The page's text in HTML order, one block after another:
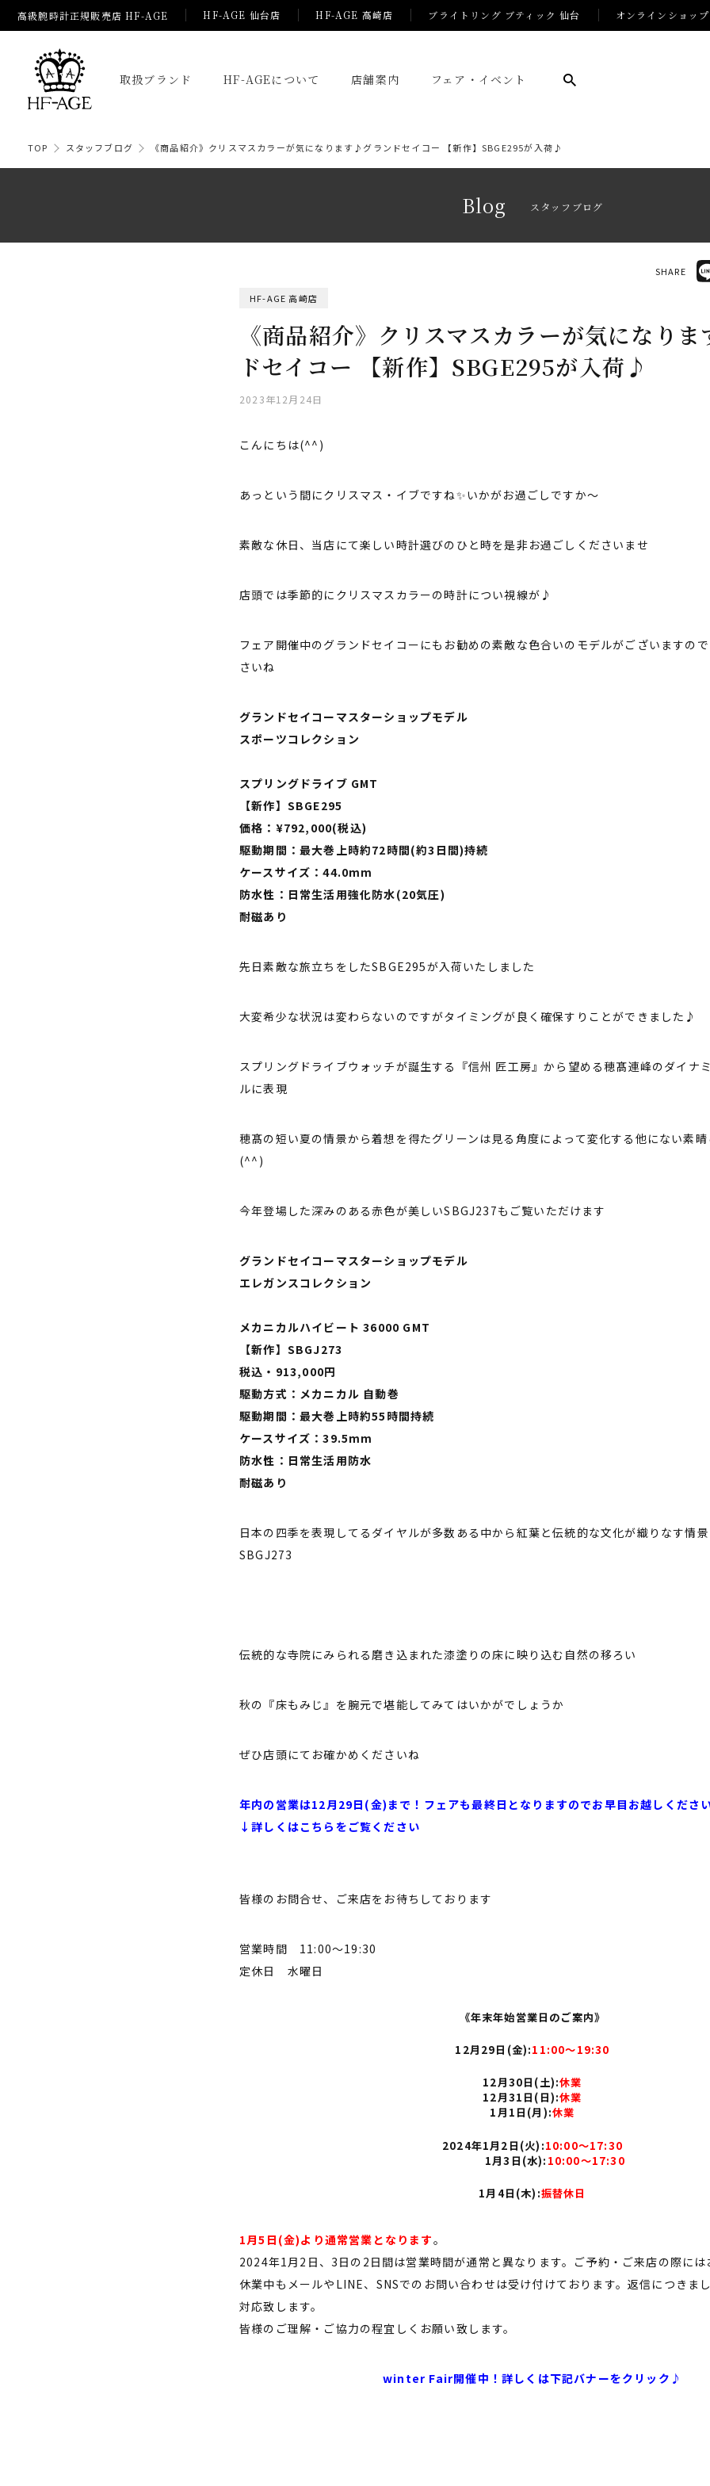
高級腕時計正規販売店 HF-AGE HF-AGE 仙台店 HF-AGE 高崎店 ブライトリング ブティック 仙台 オンラインショップ
取扱ブランド HF-AGEについて 店舗案内 フェア・イベント
TOP スタッフブログ 《商品紹介》クリスマスカラーが気になります♪グランドセイコー 【新作】SBGE295が入荷♪
Blog スタッフブログ
HF-AGE 高崎店
《商品紹介》クリスマスカラーが気になり
ドセイコー 【新作】SBGE295が入荷♪
2023年12月24日
SHARE
こんにちは(^^)
あっという間にクリスマス・イブですね✨いかがお過ごしですか〜
素敵な休日、当店にて楽しい時計選びのひと時を是非お過ごしくださいませ
店頭では季節的にクリスマスカラーの時計につい視線が♪
フェア開催中のグランドセイコーにもお勧めの素敵な色合いのモデルがございますの
さいね
グランドセイコーマスターショップモデル
スポーツコレクション
スプリングドライブ GMT
【新作】SBGE295
価格：¥792,000(税込)
駆動期間：最大巻上時約72時間(約3日間)持続
ケースサイズ：44.0mm
防水性：日常生活用強化防水(20気圧)
耐磁あり
先日素敵な旅立ちをしたSBGE295が入荷いたしました
大変希少な状況は変わらないのですがタイミングが良く確保すりことができました♪
スプリングドライブウォッチが誕生する『信州 匠工房』から望める穂髙連峰のダイナ
ルに表現
穂髙の短い夏の情景から着想を得たグリーンは見る角度によって変化する他にない素
(^^)
今年登場した深みのある赤色が美しいSBGJ237もご覧いただけます
グランドセイコーマスターショップモデル
エレガンスコレクション
メカニカルハイビート 36000 GMT
【新作】SBGJ273
税込・913,000円
駆動方式：メカニカル 自動巻
駆動期間：最大巻上時約55時間持続
ケースサイズ：39.5mm
防水性：日常生活用防水
耐磁あり
日本の四季を表現してるダイヤルが多数ある中から紅葉と伝統的な文化が織りなす情
SBGJ273
伝統的な寺院にみられる磨き込まれた漆塗りの床に映り込む自然の移ろい
秋の『床もみじ』を腕元で堪能してみてはいかがでしょうか
ぜひ店頭にてお確かめくださいね
年内の営業は12月29日(金)まで！フェアも最終日となりますのでお早目お越しくださ
↓詳しくはこちらをご覧ください
皆様のお問合せ、ご来店をお待ちしております
営業時間 11:00〜19:30
定休日 水曜日
《年末年始営業日のご案内》
12月29日(金):11:00〜19:30
12月30日(土):休業
12月31日(日):休業
1月1日(月):休業
2024年1月2日(火) :10:00〜17:30
1月3日(水): 10:00〜17:30
1月4日(木) :振替休日
1月5日(金)より通常営業となります。
2024年1月2日、3日の2日間は営業時間が通常と異なります。ご予約・ご来店の際に
休業中もメールやLINE、SNSでのお問い合わせは受け付けております。返信につきま
対応致します。
皆様のご理解・ご協力の程宜しくお願い致します。
winter Fair開催中！詳しくは下記バナーをクリック♪